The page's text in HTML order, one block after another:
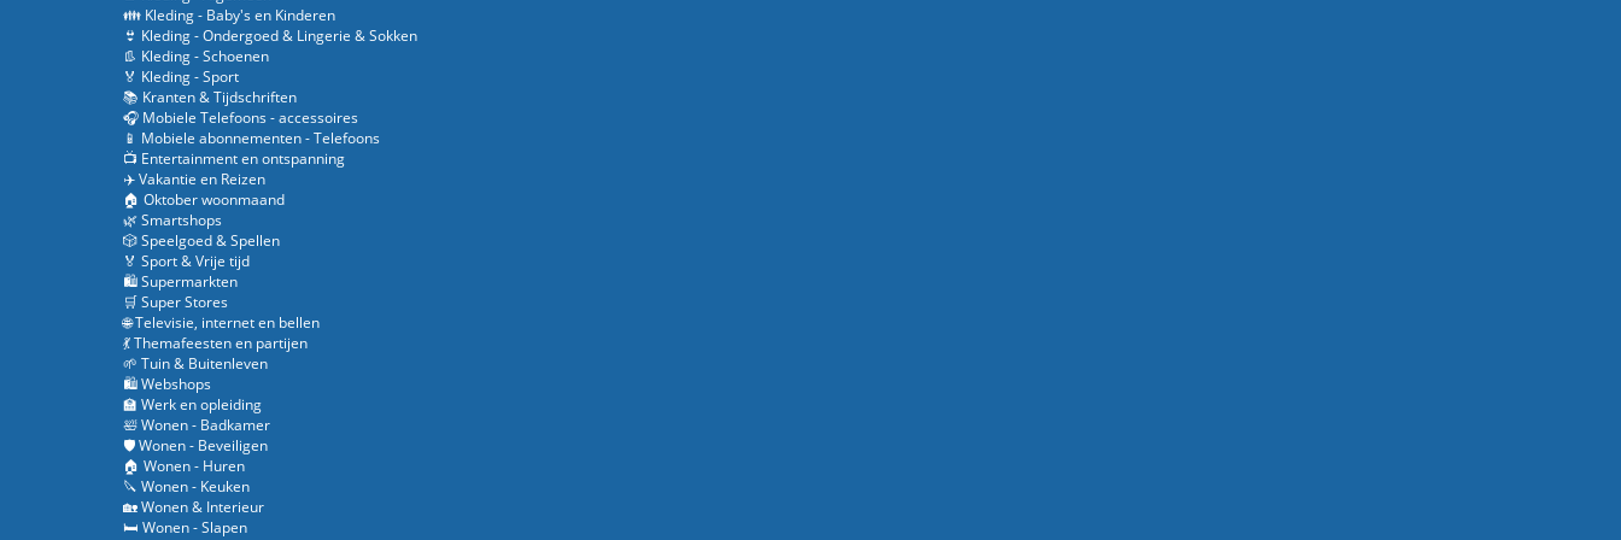
👪 Kleding - Baby's en Kinderen
👙 Kleding - Ondergoed & Lingerie & Sokken
👢 Kleding - Schoenen
🏅 Kleding - Sport
📚 Kranten & Tijdschriften
🎧 Mobiele Telefoons - accessoires
📱 Mobiele abonnementen - Telefoons
📺 Entertainment en ontspanning
✈️ Vakantie en Reizen
🏠 Oktober woonmaand
🌿 Smartshops
🎲 Speelgoed & Spellen
🏅 Sport & Vrije tijd
🛍️ Supermarkten
🛒 Super Stores
🌐 Televisie, internet en bellen
💃 Themafeesten en partijen
🌱 Tuin & Buitenleven
🛍️ Webshops
🏫 Werk en opleiding
🛀 Wonen - Badkamer
🛡️ Wonen - Beveiligen
🏠 Wonen - Huren
🔪 Wonen - Keuken
🏡 Wonen & Interieur
🛏️ Wonen - Slapen